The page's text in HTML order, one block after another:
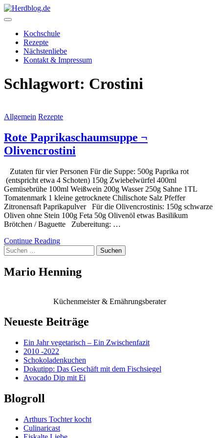
Skip
to
Herdblog.de
Kochschule
Rezepte
Nächstenliebe
Kontakt & Impressum
Schlagwort: Crostini
Allgemein Rezepte
Rote Paprikaschaumsuppe ¬
Olivencrostini
Zutaten für vier Personen Für die Suppe: 500g Paprika rot
(entspricht etwa 4 Schoten) 150g Zwiebelwürfel 400ml
Gemüsebrühe 100ml Weißwein 200g Wasser 250g Sahne 1TL
Tomatenmark 1 kleine getrocknete Chilischote Salz Pfeffer
Zitronensaft Paprikapulver Für die Olivencrostinis: 150g schwarze
Oliven ohne Stein 100g Feta 50g Olivenöl etwas Basilikum
Brötchen / Baguette Zubereitung: …
Continue Reading
Suchen
nach:
Mario Henning
Küchenmeister & Ernährungsberater
Neueste Beiträge
Ein Jahr vegetarisch – Ein Zwischenfazit
2010 -2022
Schokoladenkuchen
Dokutipp: Das Geschäft mit dem Fischsiegel
Avocado Dip mit Ei
Blogroll
Arthurs Tochter kocht
Culinaricast